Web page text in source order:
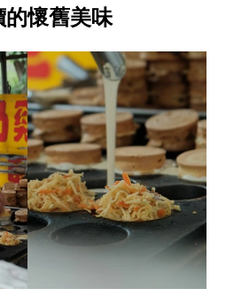
的懷舊美味